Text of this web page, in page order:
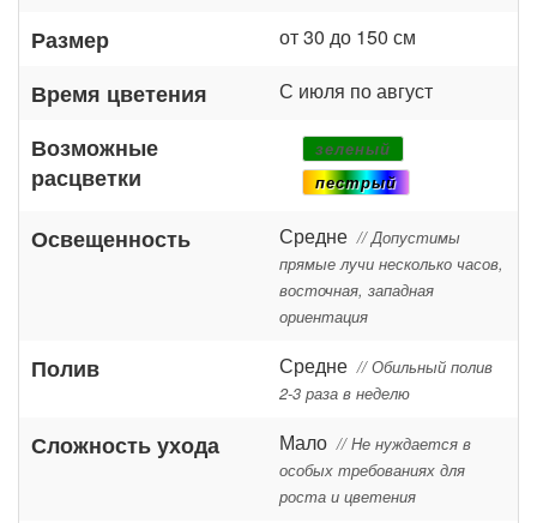
Размер от 30 до 150 см
Время цветения С июля по август
Возможные
расцветки
зеленый
пестрый
Освещенность Средне // Допустимы
прямые лучи несколько часов,
восточная, западная
ориентация
Полив Средне // Обильный полив
2-3 раза в неделю
Сложность ухода Мало // Не нуждается в
особых требованиях для
роста и цветения